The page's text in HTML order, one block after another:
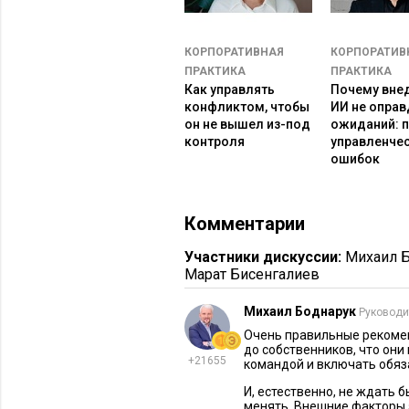
пути?
Выбор сделан. Какие
1. Синдром ботаника-новичка
Новичок выкапывает зерно из
понять, что не позволяет эти
чувствуя давление там, где
достижимости поставленных
Рекомендация: заранее
результаты, как часто вы будете
позволит управлять ожиданиями
2. А верное ли решение мы
КОРПОРАТИВНАЯ
ПРАКТИКА
Как управлять
конфликтом, чтобы
он не вышел из-под
контроля
ПРАКТИКА
Почему
ИИ не
ожиданий:
ошибок
Комментарии
Участники дискуссии: Михаил
Марат Бисенгалиев
+21655
Михаил Боднарук
Очень правильные
до собственников, что
командой и включать
И, естественно, не ждать